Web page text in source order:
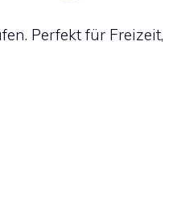
Perfekt für Freizeit,